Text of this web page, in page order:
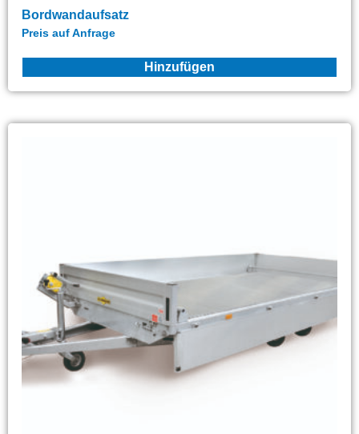
Bordwandaufsatz
Preis auf Anfrage
Hinzufügen